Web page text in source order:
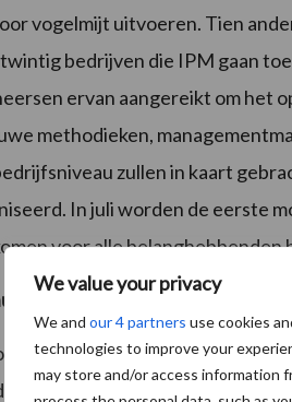
We value your privacy
We and our 4 partners use cookies
technologies to improve your
may store and/or access information
vogelmijt uitvoeren. Tien
bedrijven die IPM gaan
ervan aangereikt om het
methodieken,
zullen in kaart
In juli worden de eerste
voor alle belanghebbenden
van IPM
bij legpluimvee” wordt
Barneveld en Ede, de